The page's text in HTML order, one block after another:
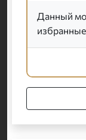
Данный